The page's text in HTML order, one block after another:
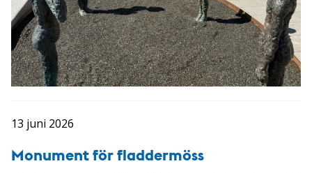
13 juni 2026
Monument för fladdermöss